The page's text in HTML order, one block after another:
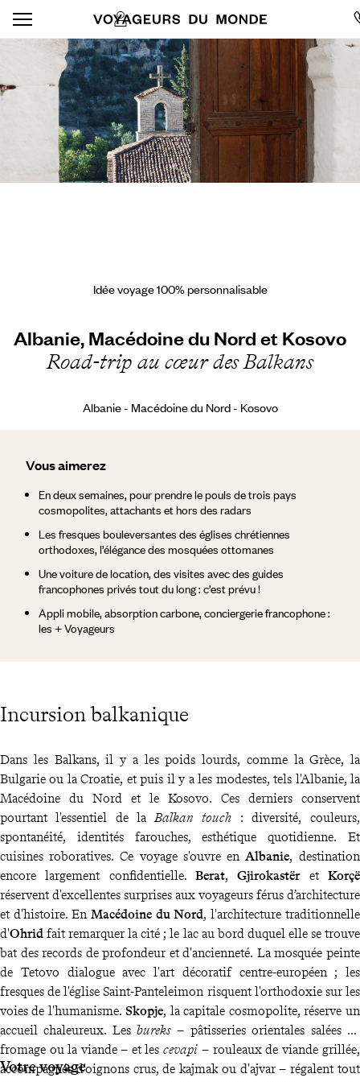
Idée voyage 100% personnalisable
Albanie, Macédoine du Nord et Kosovo
Road-trip au cœur des Balkans
Albanie - Macédoine du Nord - Kosovo
Incursion balkanique
Vous aimerez
En deux semaines, pour prendre le pouls de trois pays
cosmopolites, attachants et hors des radars
Les fresques bouleversantes des églises chrétiennes
orthodoxes, l’élégance des mosquées ottomanes
Une voiture de location, des visites avec des guides
francophones privés tout du long : c’est prévu !
Appli mobile, absorption carbone, conciergerie francophone :
les + Voyageurs
Dans les Balkans, il y a les poids lourds, comme la Grèce, la
Bulgarie ou la Croatie, et puis il y a les modestes, tels l'Albanie, la
Macédoine du Nord et le Kosovo. Ces derniers conservent
pourtant l'essentiel de laBalkan touch : diversité, couleurs,
spontanéité, identités farouches, esthétique quotidienne. Et
cuisines roboratives. Ce voyage s'ouvre en Albanie, destination
encore largement confidentielle. Berat, Gjirokastëret Korçë
réservent d'excellentes surprises aux voyageurs férus d’architecture
et d'histoire. En Macédoine du Nord, l'architecture traditionnelle
d'Ohrid fait remarquer la cité ; le lac au bord duquel elle se trouve
bat des records de profondeur et d'ancienneté. La mosquée peinte
de Tetovo dialogue avec l'art décoratif centre-européen ; les
fresques de l'église Saint-Panteleimon risquent l'orthodoxie sur les
voies de l'humanisme. Skopje, la capitale cosmopolite, réserve un
accueil chaleureux. Les bureks – pâtisseries orientales salées au
fromage ou la viande – et les cevapi – rouleaux de viande grillée,
accompagnés d'oignons crus, de kajmak ou d'ajvar – régalent tout
Votre voyage